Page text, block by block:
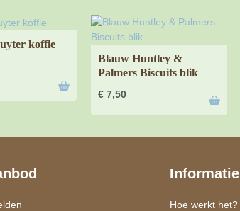
koffie
Blauw Huntley &
Palmers Biscuits blik
€ 7,50
Informatie
Hoe werkt het?